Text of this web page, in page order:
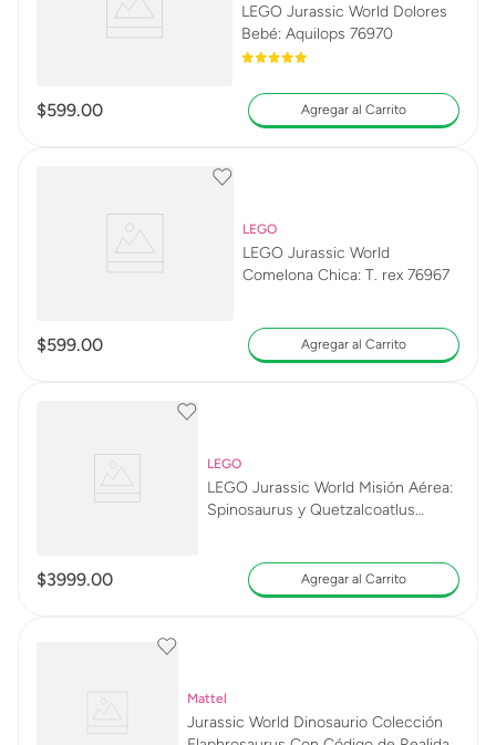
LEGO Jurassic World Dolores
Bebé: Aquilops 76970
$599.00 Agregar al Carrito
LEGO
LEGO Jurassic World
Comelona Chica: T. rex 76967
$599.00 Agregar al Carrito
LEGO
LEGO Jurassic World Misión Aérea:
Spinosaurus y Quetzalcoatlus
$3999.00 Agregar al Carrito
Mattel
Jurassic World Dinosaurio Colección